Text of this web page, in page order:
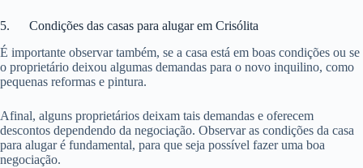
5. Condições das casas para alugar em Crisólita
É importante observar também, se a casa está em boas condições ou se
o proprietário deixou algumas demandas para o novo inquilino, como
pequenas reformas e pintura.
Afinal, alguns proprietários deixam tais demandas e oferecem
descontos dependendo da negociação. Observar as condições da casa
para alugar é fundamental, para que seja possível fazer uma boa
negociação.